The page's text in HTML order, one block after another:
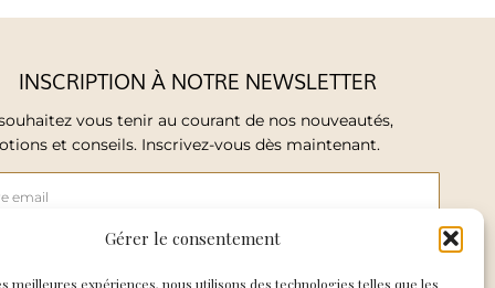
Gérer le consentement
meilleures expériences, nous utilisons des technologies telles que les
INSCRIPTION À NOTRE NEWSLETTER
vous tenir au courant de nos nouveautés,
et conseils. Inscrivez-vous dès maintenant.